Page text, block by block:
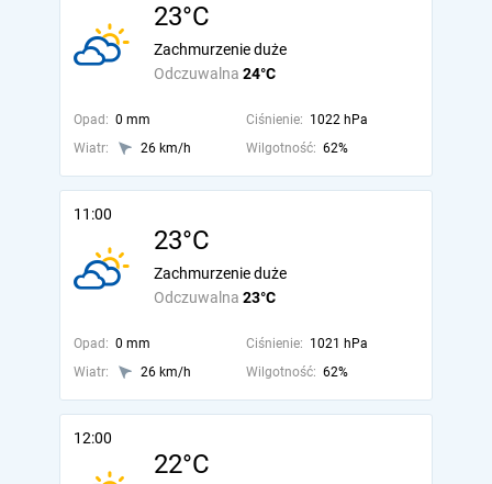
23°C
Odczuwalna 24°C
Zachmurzenie duże
Opad: 0 mm Ciśnienie: 1022 hPa
Wiatr:
26 km/h Wilgotność: 62%
11:00
23°C
Odczuwalna 23°C
Zachmurzenie duże
Opad: 0 mm Ciśnienie: 1021 hPa
Wiatr:
26 km/h Wilgotność: 62%
12:00
22°C